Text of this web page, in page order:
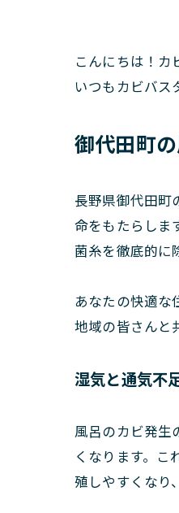
こんにちは！カ
いつもカビバス
御代田町
長野県御代田町
命をもたらしま
菌糸を徹底的に
あなたの快適な
地域の皆さんと
湿気と通気不
風呂のカビ発生
くなります。こ
殖しやすくなり